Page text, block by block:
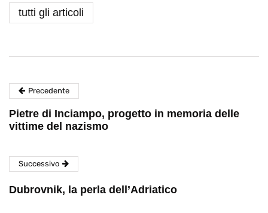
tutti gli articoli
Precedente
Pietre di Inciampo, progetto in memoria delle
vittime del nazismo
Successivo
Dubrovnik, la perla dell’Adriatico